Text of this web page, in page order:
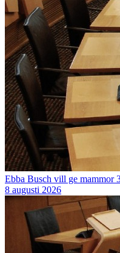
Ebba Busch vill ge mammor
8 augusti 2026